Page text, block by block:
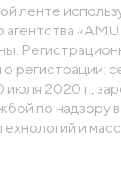
ленте
о регистрации:
2020 г.,
по надзору в
и